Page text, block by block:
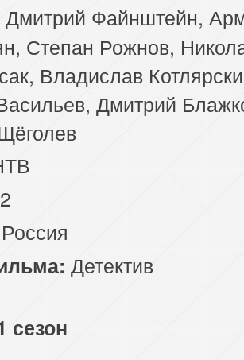
Дмитрий Файнштейн,
Степан Рожнов,
Владислав
Дмитрий
Россия
Детектив
сезон